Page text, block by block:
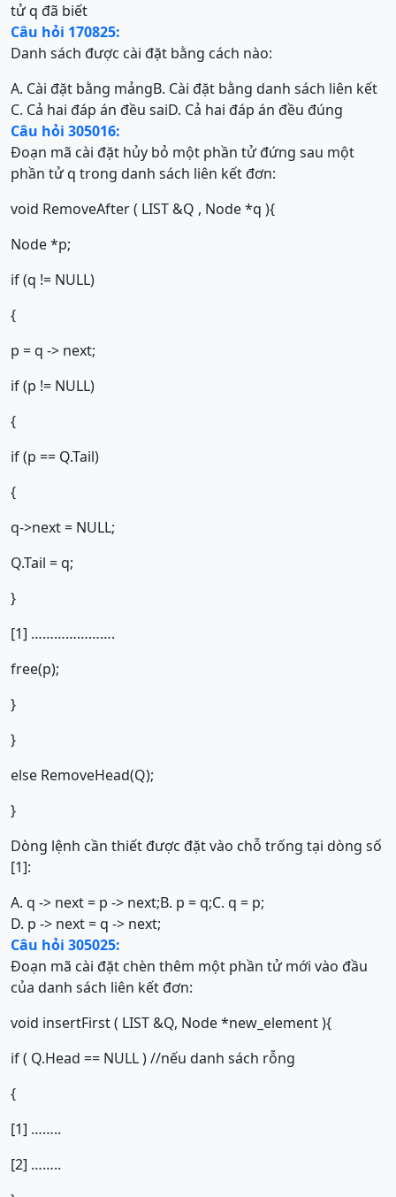
tử q đã biết
Câu hỏi 170825:
Danh sách được cài đặt bằng cách nào:
A. Cài đặt bằng mảngB. Cài đặt bằng danh sách liên kết
C. Cả hai đáp án đều saiD. Cả hai đáp án đều đúng
Câu hỏi 305016:
Đoạn mã cài đặt hủy bỏ một phần tử đứng sau một
phần tử q trong danh sách liên kết đơn:
void RemoveAfter ( LIST &Q , Node *q ){
Node *p;
if (q != NULL)
{
p = q -> next;
if (p != NULL)
{
if (p == Q.Tail)
{
q->next = NULL;
Q.Tail = q;
}
[1] ………………….
free(p);
}
}
else RemoveHead(Q);
}
Dòng lệnh cần thiết được đặt vào chỗ trống tại dòng số
[1]:
A. q -> next = p -> next;B. p = q;C. q = p;
D. p -> next = q -> next;
Câu hỏi 305025:
Đoạn mã cài đặt chèn thêm một phần tử mới vào đầu
của danh sách liên kết đơn:
void insertFirst ( LIST &Q, Node *new_element ){
if ( Q.Head == NULL ) //nếu danh sách rỗng
{
[1] ……..
[2] ……..